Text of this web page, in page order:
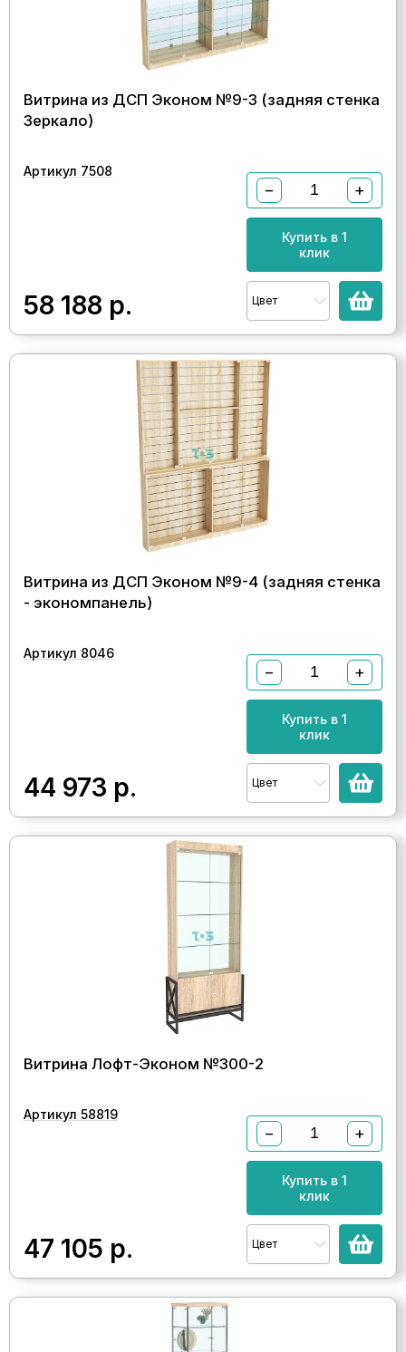
Витрина из ДСП Эконом №9-3 (задняя стенка
Зеркало)
Артикул 7508
58 188 р.
− +
Купить в 1
клик
Цвет
Витрина из ДСП Эконом №9-4 (задняя стенка
- экономпанель)
Артикул 8046
44 973 р.
− +
Купить в 1
клик
Цвет
Витрина Лофт-Эконом №300-2
Артикул 58819
47 105 р.
− +
Купить в 1
клик
Цвет